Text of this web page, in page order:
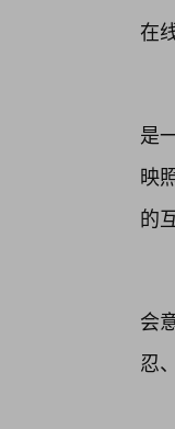
在
是
映
的
会
忍